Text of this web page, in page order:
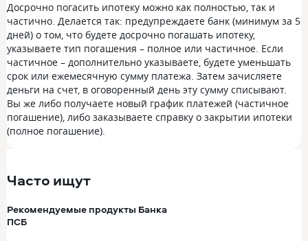
Досрочно погасить ипотеку можно как полностью, так и
частично. Делается так: предупреждаете банк (минимум за 5
дней) о том, что будете досрочно погашать ипотеку,
указываете тип погашения – полное или частичное. Если
частичное – дополнительно указываете, будете уменьшать
срок или ежемесячную сумму платежа. Затем зачисляете
деньги на счет, в оговоренный день эту сумму списывают.
Вы же либо получаете новый график платежей (частичное
погашение), либо заказываете справку о закрытии ипотеки
(полное погашение).
Часто ищут
Рекомендуемые продукты Банка
ПСБ